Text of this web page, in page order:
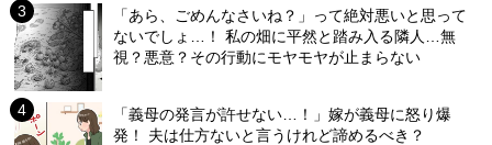
「あら、ごめんなさいね？」って絶対悪いと思って
ないでしょ…！ 私の畑に平然と踏み入る隣人…無
視？悪意？その行動にモヤモヤが止まらない
「義母の発言が許せない…！」嫁が義母に怒り爆
発！ 夫は仕方ないと言うけれど諦めるべき？